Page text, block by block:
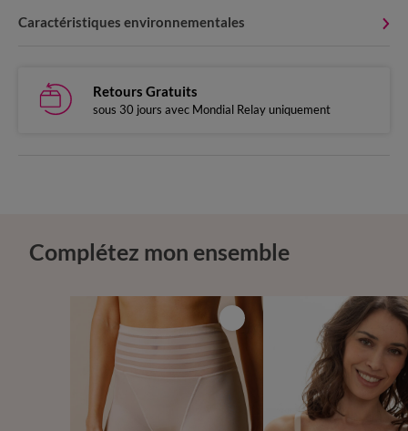
Caractéristiques environnementales
Retours Gratuits
sous 30 jours avec Mondial Relay uniquement
Complétez mon ensemble